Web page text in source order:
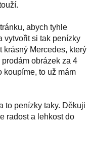
abych tyhle
vytvořit si tak penízky
krásný Mercedes, který
obrázek za 4
koupíme, to už mám
to penízky taky. Děkuji
radost a lehkost do